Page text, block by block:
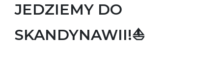
JEDZIEMY DO
SKANDYNAWII!⛵️